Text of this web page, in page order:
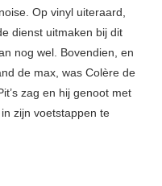
Op vinyl uiteraard,
dienst uitmaken bij dit
nog wel. Bovendien, en
de max, was Colère de
zag en hij genoot met
zijn voetstappen te